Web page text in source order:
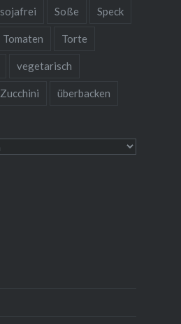
sojafrei Soße Speck
Tomaten Torte
vegetarisch
Zucchini überbacken